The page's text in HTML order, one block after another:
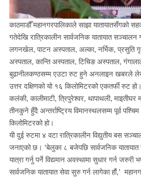
काठमाडौँ महानगरपालिकाले साझा यातायातसँगको
गतेदेखि रात्रिकालीन सार्वजनिक यातायात
लगनखेल, पाटन अस्पताल, अल्का, नर्भिक, प्रसुति
अस्पताल, कान्ति अस्पताल, टिचिङ अस्पताल,
बुढानीलकण्ठसम्म एउटा रुट हुने अनलाइन खबरले
उत्तर दक्षिणको यो १६ किलोमिटरको एकतर्फी रुट
कलंकी, कालीमाटी, त्रिपुरेश्वर, थापाथली, माइतीघर
तीनकुने हुँदै अन्तर्राष्ट्रिय विमानस्थलसम्म पूर्व
किलोमिटरको हो।
यी दुई रुटमा ४ वटा रात्रिकालीन विद्युतीय बस
जनाएको छ। ‘बेलुका ८ बजेपछि सार्वजनिक
यात्रा गर्नु पर्ने विद्यमान अवस्थामा सुधार गर्न जरुरी
सार्वजनिक यातायात सेवा सुरु गर्न लागेका हौं,’